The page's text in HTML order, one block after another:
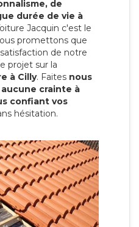
de
durée de vie à
Jacquin c'est le
promettons que
de notre
projet sur la
à Cilly. Faites nous
crainte à
confiant vos
hésitation.